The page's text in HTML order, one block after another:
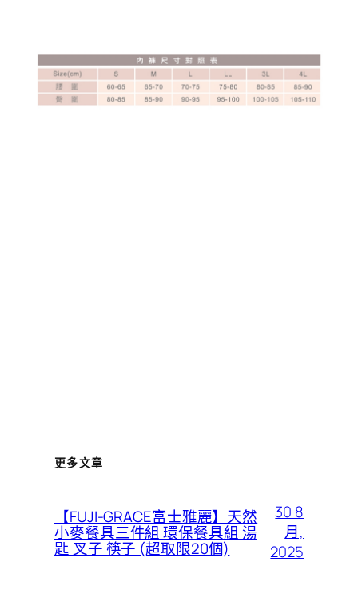
更多文章
【FUJI-GRACE富士雅麗】天然
小麥餐具三件組 環保餐具組 湯
匙 叉子 筷子 (超取限20個)
30 8
月,
2025